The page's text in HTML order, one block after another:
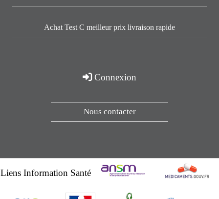
Achat Test C meilleur prix livraison rapide
Connexion
Nous contacter
Liens Information Santé